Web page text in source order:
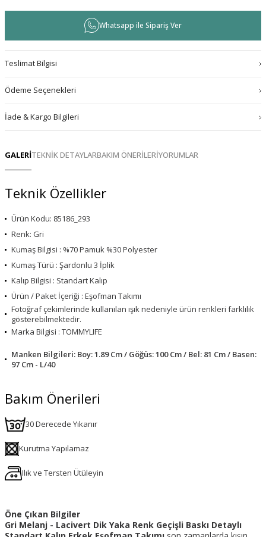
GALERİTEKNİK DETAYLARBAKIM ÖNERİLERİYORUMLAR
Teknik Özellikler
Ürün Kodu: 85186_293
Renk: Gri
Kumaş Bilgisi : %70 Pamuk %30 Polyester
Kumaş Türü : Şardonlu 3 İplik
Kalıp Bilgisi : Standart Kalıp
Ürün / Paket İçeriği : Eşofman Takımı
Fotoğraf çekimlerinde kullanılan ışık nedeniyle ürün renkleri farklılık
gösterebilmektedir.
Marka Bilgisi : TOMMYLIFE
Manken Bilgileri: Boy: 1.89 Cm / Göğüs: 100 Cm / Bel: 81 Cm / Basen:
97 Cm - L/40
Bakım Önerileri
30 Derecede Yıkanır
Kurutma Yapılamaz
Ilık ve Tersten Ütüleyin
Öne Çıkan Bilgiler
Gri Melanj - Lacivert Dik Yaka Renk Geçişli Baskı Detaylı
Whatsapp ile Sipariş Ver
Teslimat Bilgisi
Ödeme Seçenekleri
İade & Kargo Bilgileri